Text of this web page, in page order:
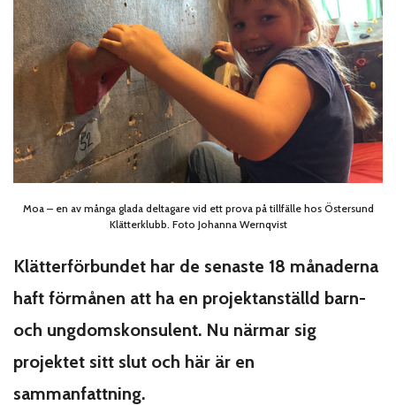
Moa – en av många glada deltagare vid ett prova på tillfälle hos Östersund
Klätterklubb. Foto Johanna Wernqvist
Klätterförbundet har de senaste 18 månaderna
haft förmånen att ha en projektanställd barn-
och ungdomskonsulent. Nu närmar sig
projektet sitt slut och här är en
sammanfattning.